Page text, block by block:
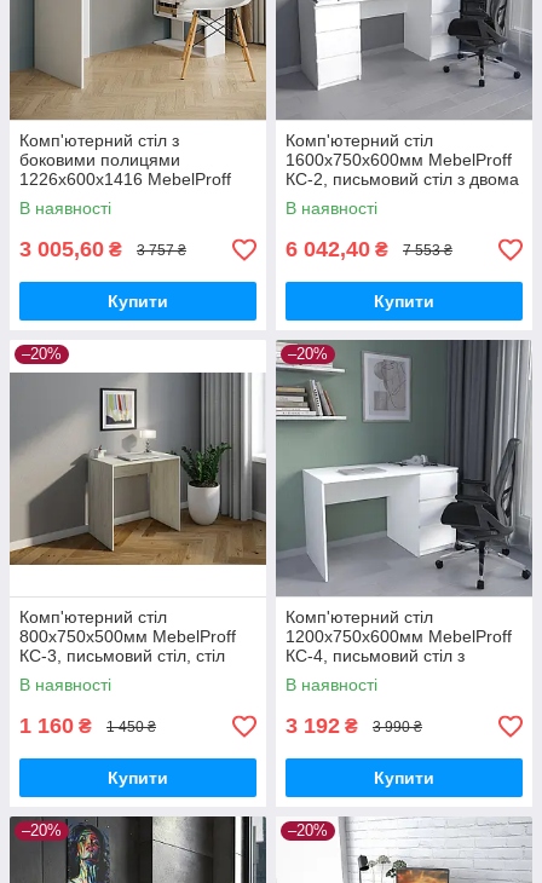
Комп'ютерний стіл з
боковими полицями
1226х600х1416 MebelProff
КС-1, письмовий стіл для
роботи або навчання
В наявності
3 005,60 ₴ 3 757 ₴
Купити
Комп'ютерний стіл
1600х750х600мм MebelProff
КС-2, письмовий стіл з двома
тумбами по три висувні
ящики , з фасадами без
ручок
В наявності
6 042,40 ₴ 7 553 ₴
Купити
–20%
Комп'ютерний стіл
800х750х500мм MebelProff
КС-3, письмовий стіл, стіл
для ноутбука
В наявності
1 160 ₴ 1 450 ₴
Купити
–20%
Комп'ютерний стіл
1200х750х600мм MebelProff
КС-4, письмовий стіл з
тумбою праворуч на три
шухляди з фасадами без
ручок
В наявності
3 192 ₴ 3 990 ₴
Купити
–20% –20%